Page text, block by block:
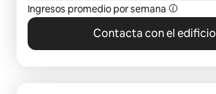
Ingresos promedio por semana
Contacta con el edificio